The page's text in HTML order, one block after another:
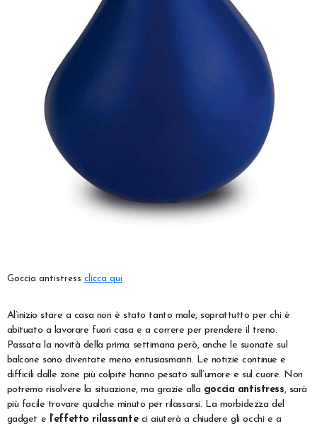
Goccia antistress clicca qui
Al’inizio stare a casa non è stato tanto male, soprattutto per chi è
abituato a lavorare fuori casa e a correre per prendere il treno.
Passata la novità della prima settimana però, anche le suonate sul
balcone sono diventate meno entusiasmanti. Le notizie continue e
difficili dalle zone più colpite hanno pesato sull’umore e sul cuore. Non
potremo risolvere la situazione, ma grazie alla goccia antistress, sarà
più facile trovare qualche minuto per rilassarsi. La morbidezza del
gadget e l’effetto rilassanteci aiuterà a chiudere gli occhi e a